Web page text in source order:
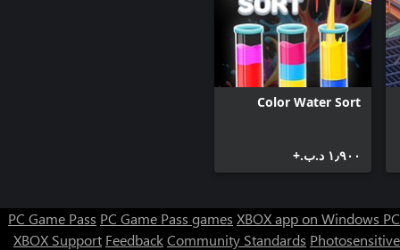
Color Water Sort
١٫٩٠٠ د.ب.‏+
PC Game Pass PC Game Pass games XBOX app on Windows PC
XBOX Support FeedbackCommunity Standards Photosensitive